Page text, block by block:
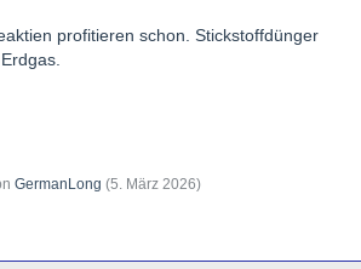
profitieren schon. Stickstoffdünger
GermanLong (5. März 2026)